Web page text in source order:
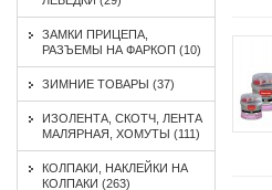
ЗАМКИ ПРИЦЕПА,
РАЗЪЕМЫ НА ФАРКОП (10)
ЗИМНИЕ ТОВАРЫ (37)
ИЗОЛЕНТА, СКОТЧ, ЛЕНТА
МАЛЯРНАЯ, ХОМУТЫ (111)
КОЛПАКИ, НАКЛЕЙКИ НА
КОЛПАКИ (263)